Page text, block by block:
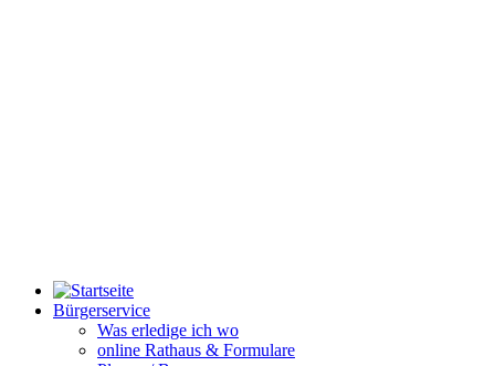
Bürgerservice
Was erledige ich wo
online Rathaus & Formulare